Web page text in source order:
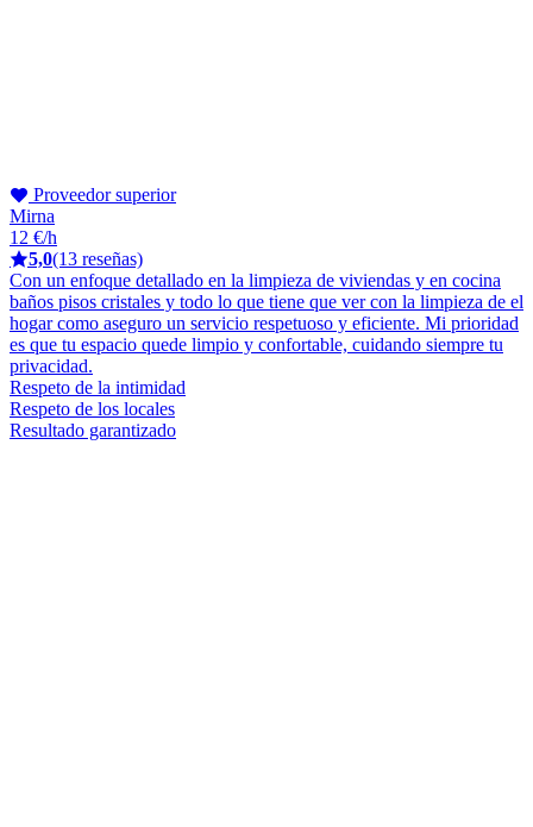
Proveedor superior
Mirna
12 €/h
5,0(13 reseñas)
Con un enfoque detallado en la limpieza de viviendas y en cocina
baños pisos cristales y todo lo que tiene que ver con la limpieza de el
hogar como aseguro un servicio respetuoso y eficiente. Mi prioridad
es que tu espacio quede limpio y confortable, cuidando siempre tu
privacidad.
Respeto de la intimidad
Respeto de los locales
Resultado garantizado